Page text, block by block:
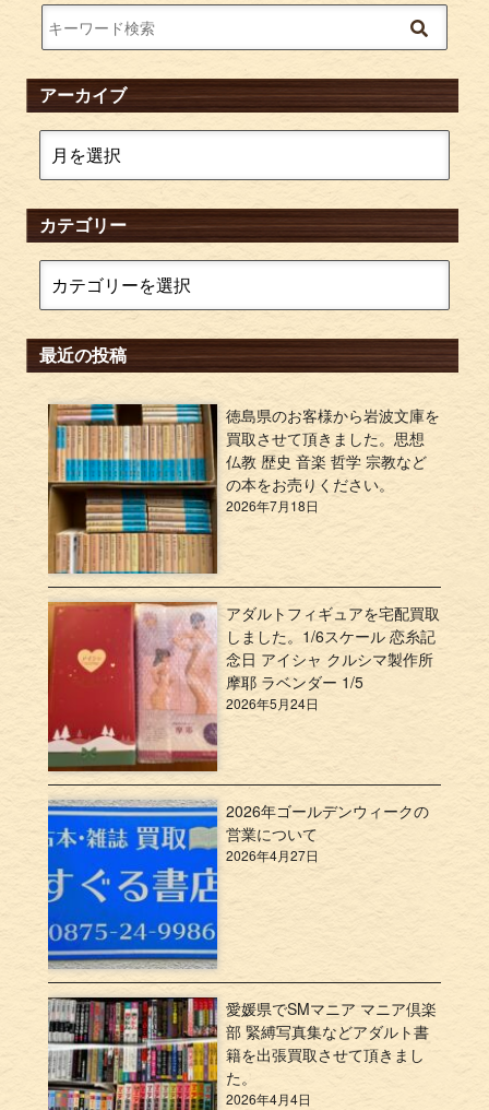
アーカイブ
カテゴリー
最近の投稿
徳島県のお客様から岩波文庫を
買取させて頂きました。思想
仏教 歴史 音楽 哲学 宗教など
の本をお売りください。
2026年7月18日
アダルトフィギュアを宅配買取
しました。1/6スケール 恋糸記
念日 アイシャ クルシマ製作所
摩耶 ラベンダー 1/5
2026年5月24日
2026年ゴールデンウィークの
営業について
2026年4月27日
愛媛県でSMマニア マニア倶楽
部 緊縛写真集などアダルト書
籍を出張買取させて頂きまし
た。
2026年4月4日